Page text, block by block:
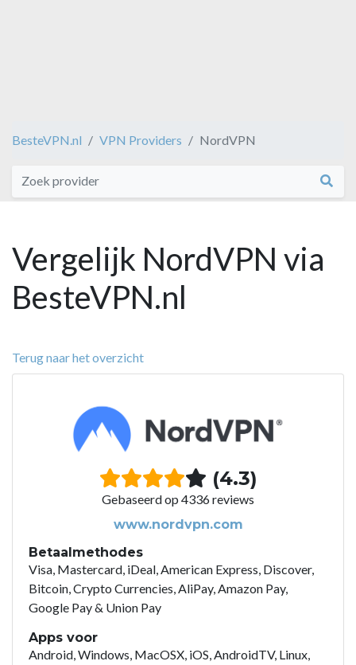
BesteVPN.nl VPN Providers NordVPN
Vergelijk NordVPN via
BesteVPN.nl
Terug naar het overzicht
(4.3)
Gebaseerd op 4336 reviews
www.nordvpn.com
Betaalmethodes
Visa, Mastercard, iDeal, American Express, Discover,
Bitcoin, Crypto Currencies, AliPay, Amazon Pay,
Google Pay & Union Pay
Apps voor
Android, Windows, MacOSX, iOS, AndroidTV, Linux,